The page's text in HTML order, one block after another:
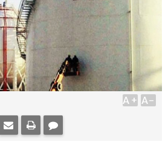
A+ A-